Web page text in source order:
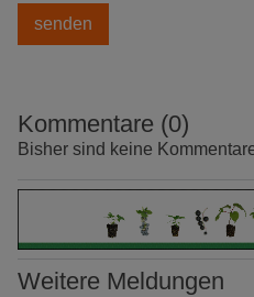
Kommentare (0)
Bisher sind keine
Weitere Meldungen